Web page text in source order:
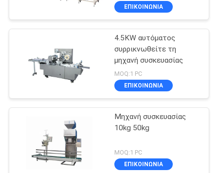
ΕΠΙΚΟΙΝΩΝΙΑ
4.5KW αυτόματος
συρρικνωθείτε τη
μηχανή συσκευασίας
MOQ:1 PC
ΕΠΙΚΟΙΝΩΝΙΑ
Μηχανή συσκευασίας
10kg 50kg
MOQ:1 PC
ΕΠΙΚΟΙΝΩΝΙΑ